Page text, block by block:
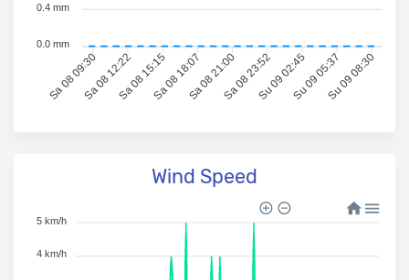
Sa 08 09:30Sa 08 12:22Sa 08 15:15Sa 08 18:07Sa 08 21:00Sa 08 23:52Su 09 02:45Su 09 05:37Su 09 08:30
0.4 mm
0.0 mm
Wind Speed
5 km/h
4 km/h